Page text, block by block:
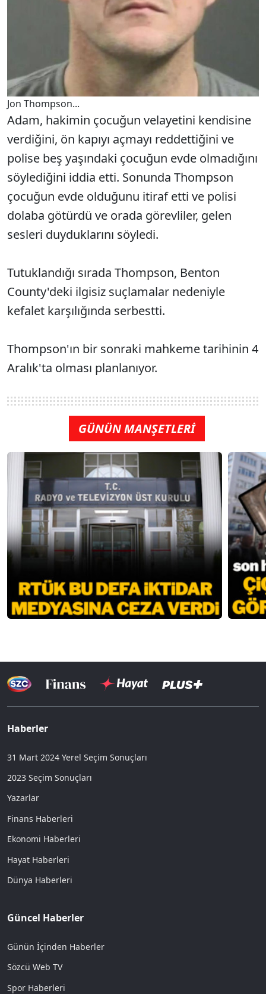
Jon Thompson...
Adam, hakimin çocuğun velayetini kendisine
verdiğini, ön kapıyı açmayı reddettiğini ve
polise beş yaşındaki çocuğun evde olmadığını
söylediğini iddia etti. Sonunda Thompson
çocuğun evde olduğunu itiraf etti ve polisi
dolaba götürdü ve orada görevliler, gelen
sesleri duyduklarını söyledi.
Tutuklandığı sırada Thompson, Benton
County'deki ilgisiz suçlamalar nedeniyle
kefalet karşılığında serbestti.
Thompson'ın bir sonraki mahkeme tarihinin 4
Aralık'ta olması planlanıyor.
GÜNÜN MANŞETLERİ
Haberler
31 Mart 2024 Yerel Seçim Sonuçları
2023 Seçim Sonuçları
Yazarlar
Finans Haberleri
Ekonomi Haberleri
Hayat Haberleri
Dünya Haberleri
Güncel Haberler
Günün İçinden Haberler
Sözcü Web TV
Spor Haberleri